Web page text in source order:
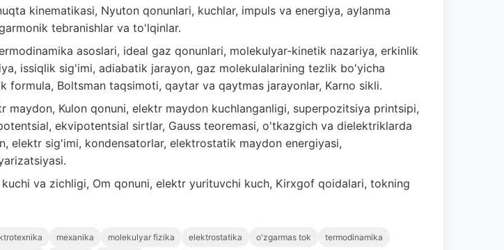
kinematikasi, Nyuton qonunlari, kuchlar, impuls va energiya, aylanma
tebranishlar va to'lqinlar.
asoslari, ideal gaz qonunlari, molekulyar-kinetik nazariya, erkinlik
issiqlik sig'imi, adiabatik jarayon, gaz molekulalarining tezlik bo'yicha
formula, Boltsman taqsimoti, qaytar va qaytmas jarayonlar, Karno sikli.
maydon, Kulon qonuni, elektr maydon kuchlanganligi, superpozitsiya printsipi,
ekvipotentsial sirtlar, Gauss teoremasi, o'tkazgich va dielektriklarda
elektr sig'imi, kondensatorlar, elektrostatik maydon energiyasi,
va zichligi, Om qonuni, elektr yurituvchi kuch, Kirxgof qoidalari, tokning
mexanika molekulyar fizika elektrostatika o'zgarmas tok termodinamika